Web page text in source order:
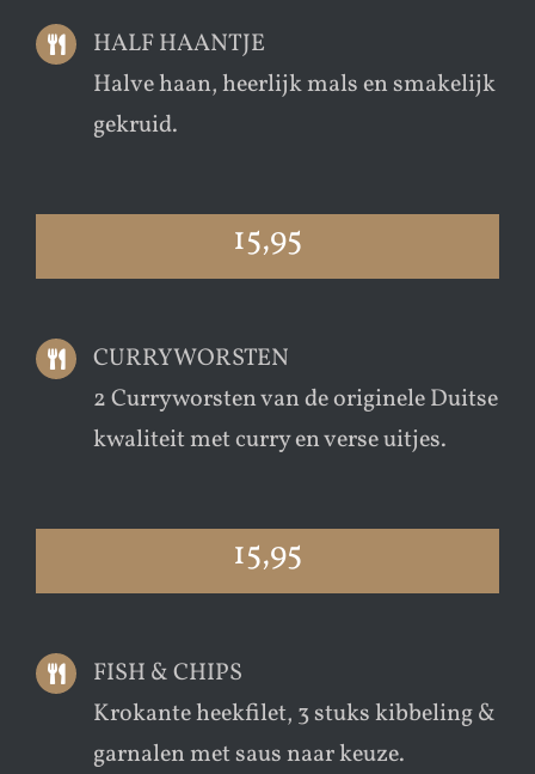
HALF HAANTJE
Halve haan, heerlijk mals en smakelijk
gekruid.
15,95
CURRYWORSTEN
2 Curryworsten van de originele Duitse
kwaliteit met curry en verse uitjes.
15,95
FISH & CHIPS
Krokante heekfilet, 3 stuks kibbeling &
garnalen met saus naar keuze.